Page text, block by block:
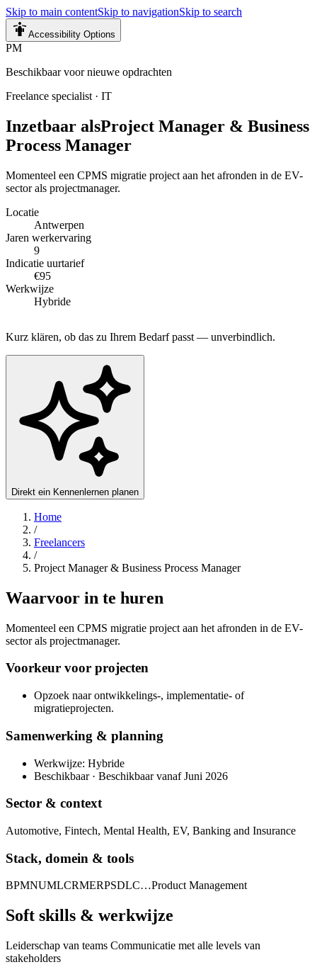
Skip to main contentSkip to navigationSkip to search
Accessibility Options
PM
Beschikbaar voor nieuwe opdrachten
Freelance specialist · IT
Inzetbaar alsProject Manager & Business
Process Manager
Momenteel een CPMS migratie project aan het afronden in de EV-
sector als projectmanager.
Locatie
Antwerpen
Jaren werkervaring
9
Indicatie uurtarief
€95
Werkwijze
Hybride
Kurz klären, ob das zu Ihrem Bedarf passt — unverbindlich.
Direkt ein Kennenlernen planen
Home
/
Freelancers
/
Project Manager & Business Process Manager
Waarvoor in te huren
Momenteel een CPMS migratie project aan het afronden in de EV-
sector als projectmanager.
Voorkeur voor projecten
Opzoek naar ontwikkelings-, implementatie- of
migratieprojecten.
Samenwerking & planning
Werkwijze: Hybride
Beschikbaar · Beschikbaar vanaf Juni 2026
Sector & context
Automotive, Fintech, Mental Health, EV, Banking and Insurance
Stack, domein & tools
BPMNUMLCRMERPSDLC…Product Management
Soft skills & werkwijze
Leiderschap van teams Communicatie met alle levels van
stakeholders